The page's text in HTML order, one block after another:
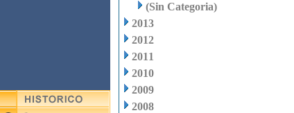
(Sin Categoria)
2013
2012
2011
2010
2009
2008